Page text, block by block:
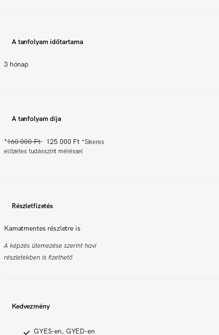
A tanfolyam időtartama
3 hónap
A tanfolyam díja
*160 000 Ft 125 000 Ft *Sikeres
előzetes tudásszint méréssel
Részletfizetés
Kamatmentes részletre is
A képzés ütemezése szerint havi
részletekben is fizethető
Kedvezmény
GYES-en, GYED-en